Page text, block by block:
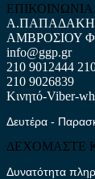
ΕΠΙΚΟΙΝΩΝΙΑ
Α.ΠΑΠΑΔΑΚΗ
ΑΜΒΡΟΣΙΟΥ
info@ggp.gr
210 9012444
210 9026839
Κινητό-Viber-
Δευτέρα -
ΔΕΧΟΜΑΣΤΕ
Δυνατότητα